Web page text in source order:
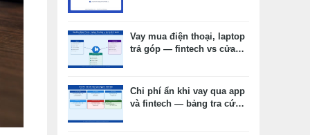
Vay mua điện thoại, laptop
trả góp — fintech vs cửa
Chi phí ẩn khi vay qua app
và fintech — bảng tra cứu